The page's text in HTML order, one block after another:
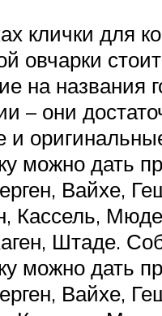
клички для
овчарки
на названия
– они
и
можно дать
Вайхе,
Кассель,
Штаде.
можно дать
Вайхе,